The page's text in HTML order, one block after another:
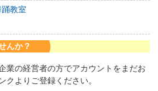
教室
んか？
業の経営者の方でアカウントをまだお
クよりご登録ください。